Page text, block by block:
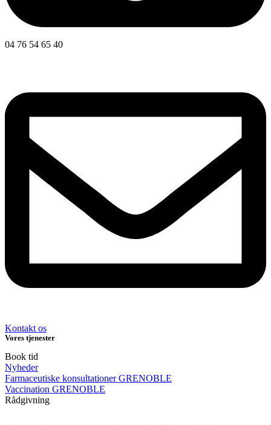
04 76 54 65 40
Kontakt os
Vores tjenester
Book tid
Nyheder
Farmaceutiske konsultationer GRENOBLE
Vaccination GRENOBLE
Rådgivning